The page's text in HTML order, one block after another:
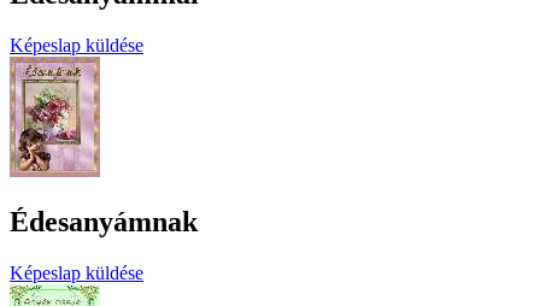
Képeslap küldése
Édesanyámnak
Képeslap küldése